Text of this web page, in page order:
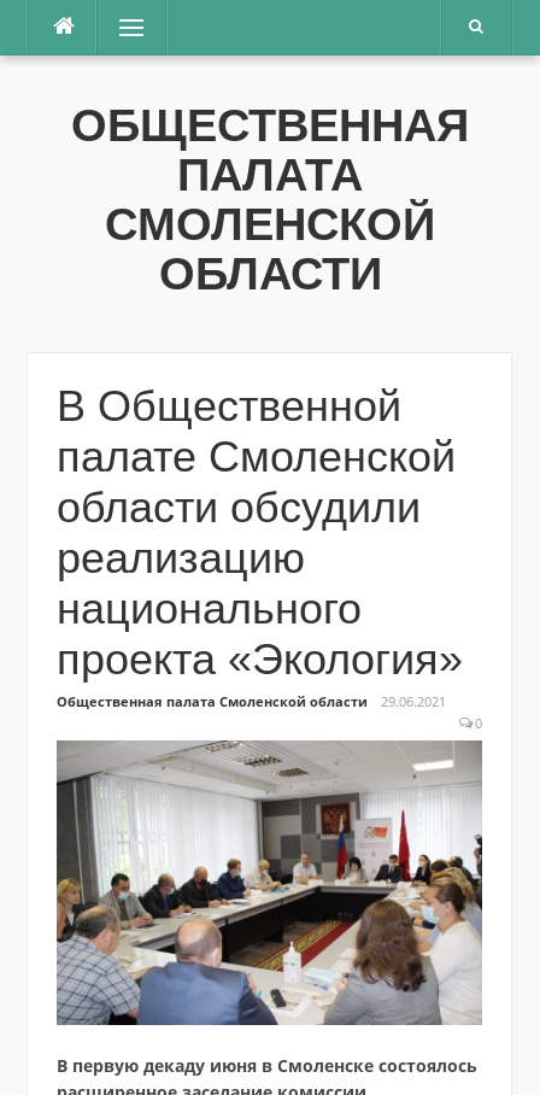
Перейти
содержимому
Меню
ОБЩЕСТВЕННАЯ
ПАЛАТА
СМОЛЕНСКОЙ
ОБЛАСТИ
В Общественной
палате Смоленской
области обсудили
реализацию
национального
проекта «Экология»
Общественная палата Смоленской области
29.06.2021
0
В первую декаду июня в Смоленске состоялось